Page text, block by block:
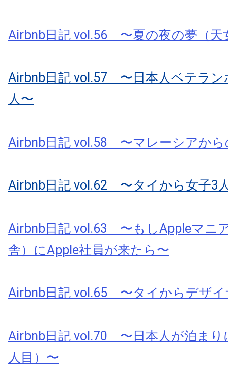
Airbnb日記 vol.56 〜夏の夜の夢（天
Airbnb日記 vol.57 〜日本人ベテラン
人〜
Airbnb日記 vol.58 〜マレーシアから
Airbnb日記 vol.62 〜タイから女子3
Airbnb日記 vol.63 〜もしAppleマニ
舎）にApple社員が来たら〜
Airbnb日記 vol.65 〜タイからデザイ
Airbnb日記 vol.70 〜日本人が泊まり
人目）〜